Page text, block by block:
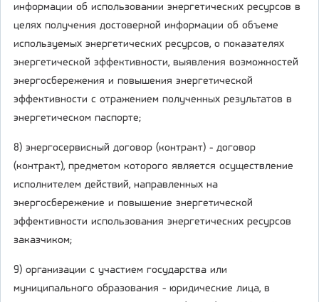
информации об использовании энергетических ресурсов в
целях получения достоверной информации об объеме
используемых энергетических ресурсов, о показателях
энергетической эффективности, выявления возможностей
энергосбережения и повышения энергетической
эффективности с отражением полученных результатов в
энергетическом паспорте;
8) энергосервисный договор (контракт) - договор
(контракт), предметом которого является осуществление
исполнителем действий, направленных на
энергосбережение и повышение энергетической
эффективности использования энергетических ресурсов
заказчиком;
9) организации с участием государства или
муниципального образования - юридические лица, в